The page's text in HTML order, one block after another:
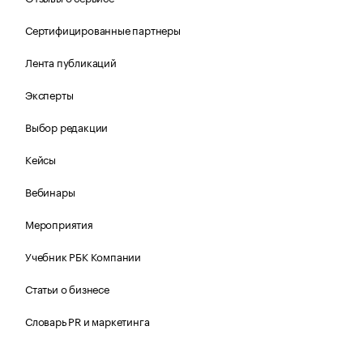
Сертифицированные партнеры
Лента публикаций
Эксперты
Выбор редакции
Кейсы
Вебинары
Мероприятия
Учебник РБК Компании
Статьи о бизнесе
Словарь PR и маркетинга